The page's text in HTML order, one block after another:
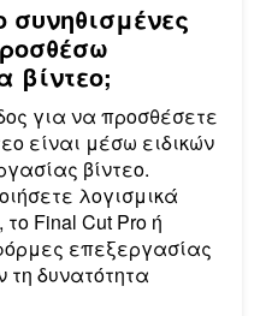
συνηθισμένες
βίντεο;
για να προσθέσετε
είναι μέσω ειδικών
βίντεο.
λογισμικά
Final Cut Pro ή
επεξεργασίας
τη δυνατότητα